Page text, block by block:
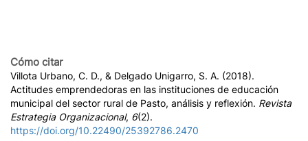
Cómo citar
Villota Urbano, C. D., & Delgado Unigarro, S. A. (2018).
Actitudes emprendedoras en las instituciones de educación
municipal del sector rural de Pasto, análisis y reflexión. Revista
Estrategia Organizacional, 6(2).
https://doi.org/10.22490/25392786.2470